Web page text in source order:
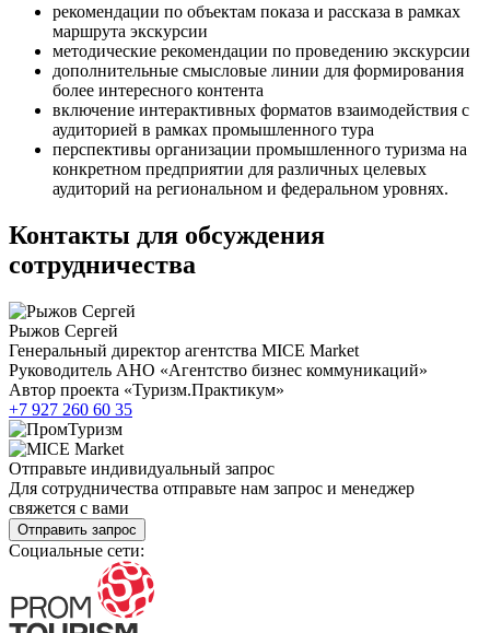
рекомендации по объектам показа и рассказа в рамках
маршрута экскурсии
методические рекомендации по проведению экскурсии
дополнительные смысловые линии для формирования
более интересного контента
включение интерактивных форматов взаимодействия с
аудиторией в рамках промышленного тура
перспективы организации промышленного туризма на
конкретном предприятии для различных целевых
аудиторий на региональном и федеральном уровнях.
Контакты для обсуждения
сотрудничества
Рыжов Сергей
Генеральный директор агентства MICE Market
Руководитель АНО «Агентство бизнес коммуникаций»
Автор проекта «Туризм.Практикум»
+7 927 260 60 35
Отправьте индивидуальный запрос
Для сотрудничества отправьте нам запрос и менеджер
свяжется с вами
Отправить запрос
Социальные сети: